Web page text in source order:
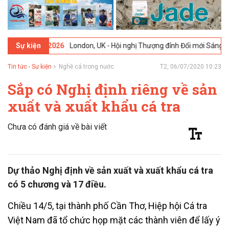
Sự kiện
02-2026 London, UK - Hội nghị Thượng đỉnh Đổi mới Sáng tạo
Tin tức - Sự kiện Nghề cá trong nước T2, 06/07/2020 10:23
Sắp có Nghị định riêng về sản
xuất và xuất khẩu cá tra
Chưa có đánh giá về bài viết
Dự thảo Nghị định về sản xuất và xuất khẩu cá tra
có 5 chương và 17 điều.
Chiều 14/5, tại thành phố Cần Thơ, Hiệp hội Cá tra
Việt Nam đã tổ chức họp mặt các thành viên để lấy ý